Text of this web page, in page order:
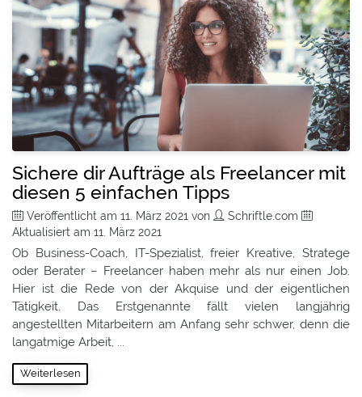
Sichere dir Aufträge als Freelancer mit
diesen 5 einfachen Tipps
Veröffentlicht am 11. März 2021 von
Schriftle.com
Aktualisiert am 11. März 2021
Ob Business-Coach, IT-Spezialist, freier Kreative, Stratege
oder Berater – Freelancer haben mehr als nur einen Job.
Hier ist die Rede von der Akquise und der eigentlichen
Tätigkeit. Das Erstgenannte fällt vielen langjährig
angestellten Mitarbeitern am Anfang sehr schwer, denn die
langatmige Arbeit, ...
Weiterlesen